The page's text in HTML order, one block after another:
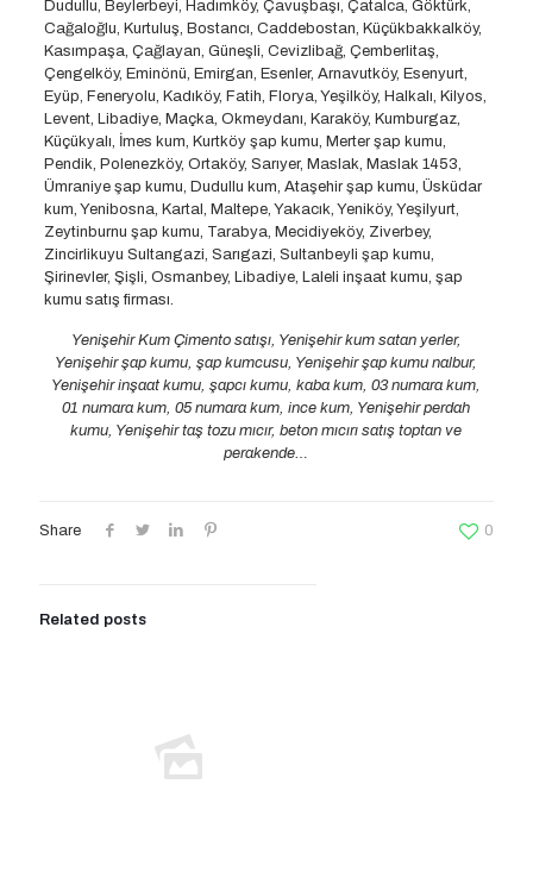
Dudullu, Beylerbeyi, Hadımköy, Çavuşbaşı, Çatalca, Göktürk,
Cağaloğlu, Kurtuluş, Bostancı, Caddebostan, Küçükbakkalköy,
Kasımpaşa, Çağlayan, Güneşli, Cevizlibağ, Çemberlitaş,
Çengelköy, Eminönü, Emirgan, Esenler, Arnavutköy, Esenyurt,
Eyüp, Feneryolu, Kadıköy, Fatih, Florya, Yeşilköy, Halkalı, Kilyos,
Levent, Libadiye, Maçka, Okmeydanı, Karaköy, Kumburgaz,
Küçükyalı, İmes kum, Kurtköy şap kumu, Merter şap kumu,
Pendik, Polenezköy, Ortaköy, Sarıyer, Maslak, Maslak 1453,
Ümraniye şap kumu, Dudullu kum, Ataşehir şap kumu, Üsküdar
kum, Yenibosna, Kartal, Maltepe, Yakacık, Yeniköy, Yeşilyurt,
Zeytinburnu şap kumu, Tarabya, Mecidiyeköy, Ziverbey,
Zincirlikuyu Sultangazi, Sarıgazi, Sultanbeyli şap kumu,
Şirinevler, Şişli, Osmanbey, Libadiye, Laleli inşaat kumu, şap
kumu satış firması.
Yenişehir Kum Çimento satışı, Yenişehir kum satan yerler,
Yenişehir şap kumu, şap kumcusu, Yenişehir şap kumu nalbur,
Yenişehir inşaat kumu, şapcı kumu, kaba kum, 03 numara kum,
01 numara kum, 05 numara kum, ince kum, Yenişehir perdah
kumu, Yenişehir taş tozu mıcır, beton mıcırı satış toptan ve
perakende…
Share 0
Related posts